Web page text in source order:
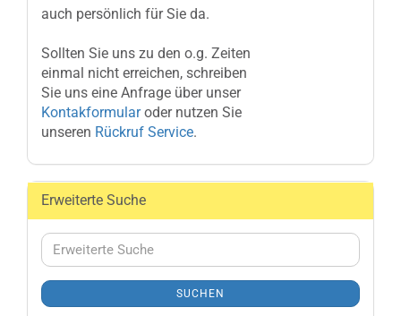
auch persönlich für Sie da.
Sollten Sie uns zu den o.g. Zeiten
einmal nicht erreichen, schreiben
Sie uns eine Anfrage über unser
Kontakformularoder nutzen Sie
unseren Rückruf Service.
Erweiterte Suche
Erweiterte
Suche
SUCHEN